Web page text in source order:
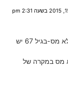
1.האם ניתן למשוך חלק מכספי קופת תגמולים ללא מס-בגיל 67 יש
מס במקרה של